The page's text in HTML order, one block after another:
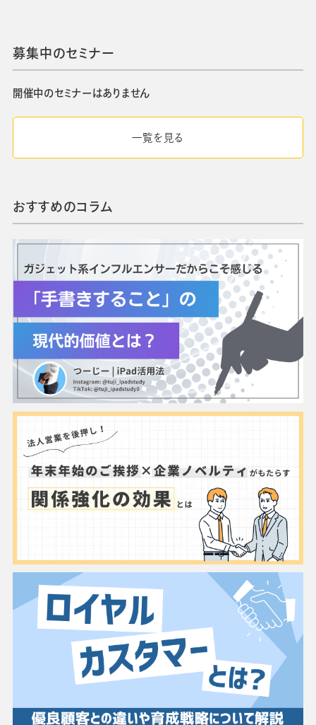
募集中のセミナー
開催中のセミナーはありません
一覧を見る
おすすめのコラム